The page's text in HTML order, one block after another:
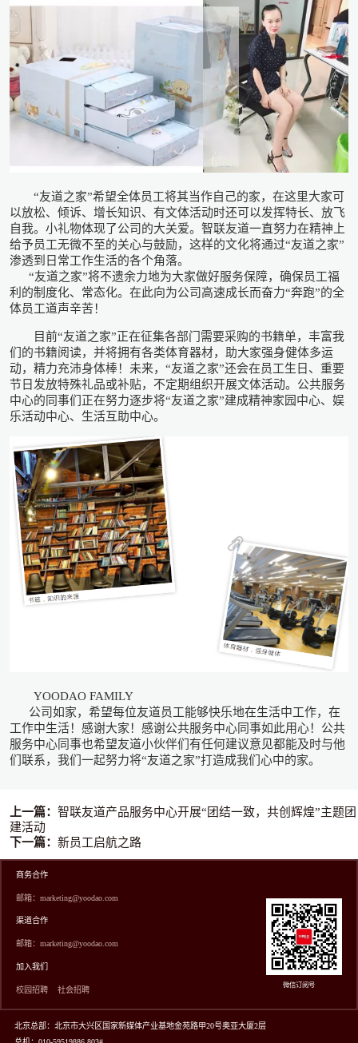
“友道之家”希望全体员工将其当作自己的家，在这里大家可
以放松、倾诉、增长知识、有文体活动时还可以发挥特长、放飞
自我。小礼物体现了公司的大关爱。智联友道一直努力在精神上
给予员工无微不至的关心与鼓励，这样的文化将通过“友道之家”
渗透到日常工作生活的各个角落。
“友道之家”将不遗余力地为大家做好服务保障，确保员工福
利的制度化、常态化。在此向为公司高速成长而奋力“奔跑”的全
体员工道声辛苦！
目前“友道之家”正在征集各部门需要采购的书籍单，丰富我
们的书籍阅读，并将拥有各类体育器材，助大家强身健体多运
动，精力充沛身体棒！未来，“友道之家”还会在员工生日、重要
节日发放特殊礼品或补贴，不定期组织开展文体活动。公共服务
中心的同事们正在努力逐步将“友道之家”建成精神家园中心、娱
乐活动中心、生活互助中心。
YOODAO FAMILY
公司如家，希望每位友道员工能够快乐地在生活中工作，在
工作中生活！感谢大家！感谢公共服务中心同事如此用心！公共
服务中心同事也希望友道小伙伴们有任何建议意见都能及时与他
们联系，我们一起努力将“友道之家”打造成我们心中的家。
上一篇： 智联友道产品服务中心开展“团结一致，共创辉煌”主题团
建活动
下一篇： 新员工启航之路
商务合作
邮箱：marketing@yoodao.com
渠道合作
邮箱：marketing@yoodao.com
加入我们
校园招聘 社会招聘
微信订阅号
北京总部：北京市大兴区国家新媒体产业基地金苑路甲20号奥亚大厦2层